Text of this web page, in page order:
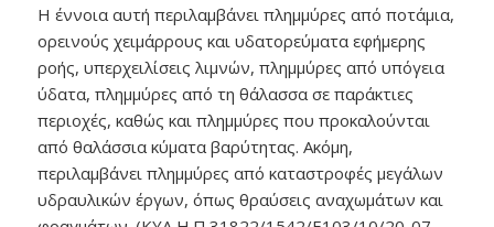
Η έννοια αυτή περιλαμβάνει πλημμύρες από ποτάμια,
ορεινούς χειμάρρους και υδατορεύματα εφήμερης
ροής, υπερχειλίσεις λιμνών, πλημμύρες από υπόγεια
ύδατα, πλημμύρες από τη θάλασσα σε παράκτιες
περιοχές, καθώς και πλημμύρες που προκαλούνται
από θαλάσσια κύματα βαρύτητας. Ακόμη,
περιλαμβάνει πλημμύρες από καταστροφές μεγάλων
υδραυλικών έργων, όπως θραύσεις αναχωμάτων και